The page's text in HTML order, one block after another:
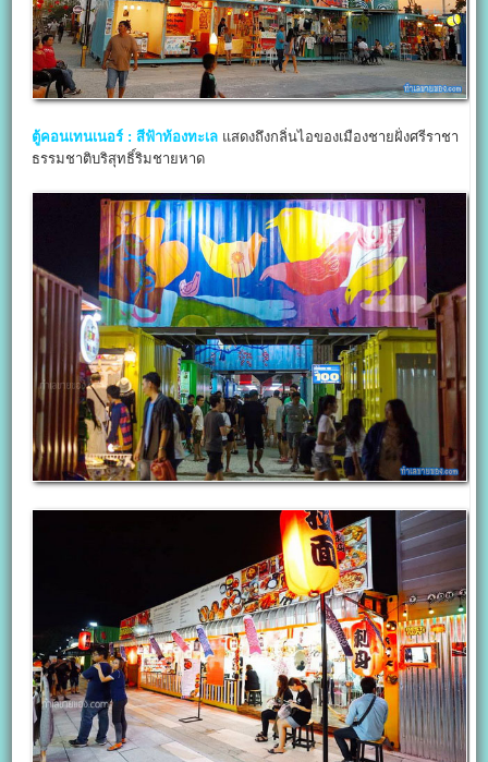
ตู้คอนเทนเนอร์ : สีฟ้าท้องทะเล แสดงถึงกลิ่นไอของเมืองชายฝั่งศรีราชา
ธรรมชาติบริสุทธิ์ริมชายหาด